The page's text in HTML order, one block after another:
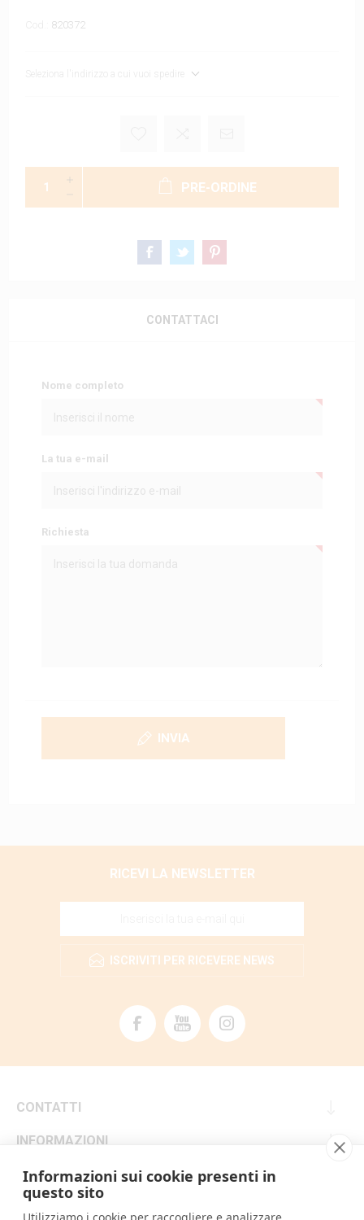
820372
Seleziona l'indirizzo a cui vuoi spedire
PRE-ORDINE
CONTATTACI
Nome completo
La tua e-mail
Richiesta
INVIA
RICEVI LA NEWSLETTER
ISCRIVITI PER RICEVERE NEWS
CONTATTI
INFORMAZIONI
SERVIZIO CLIENTI
Informazioni sui cookie presenti in
questo sito